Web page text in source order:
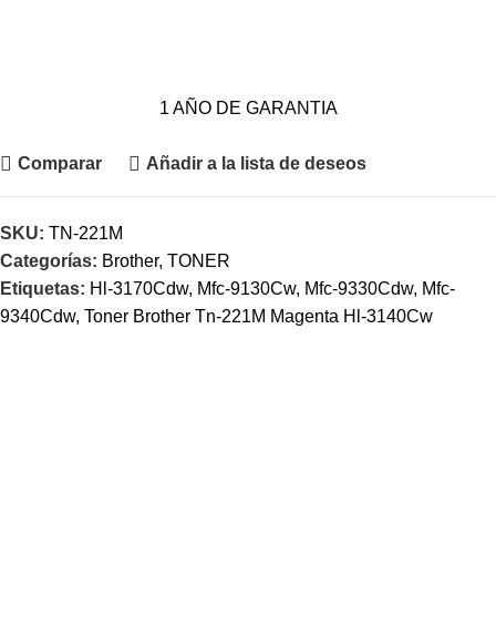
1 AÑO DE GARANTIA
Comparar Añadir a la lista de deseos
SKU: TN-221M
Categorías: Brother, TONER
Etiquetas: Hl-3170Cdw, Mfc-9130Cw, Mfc-9330Cdw, Mfc-
9340Cdw, Toner Brother Tn-221M Magenta Hl-3140Cw